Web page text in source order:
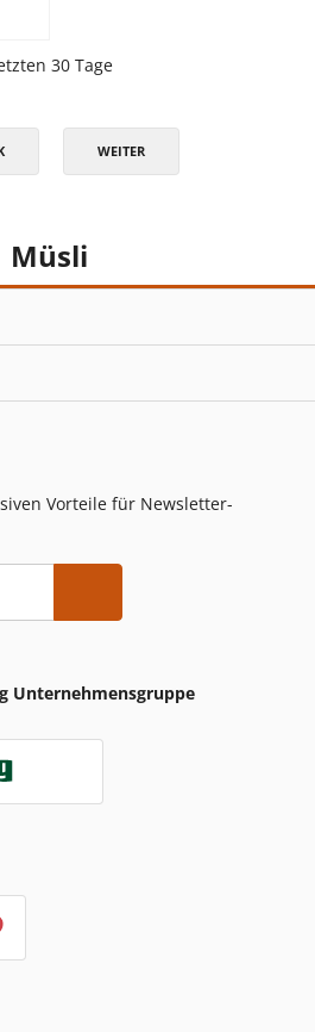
30 Tage
WEITER
Müsli
Vorteile für Newsletter-
Unternehmensgruppe